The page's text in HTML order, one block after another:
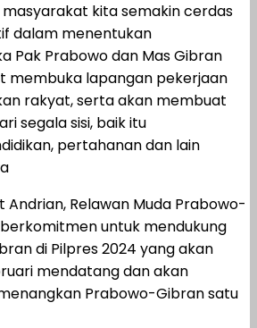
masyarakat kita semakin cerdas
dalam menentukan
Pak Prabowo dan Mas Gibran
membuka lapangan pekerjaan
rakyat, serta akan membuat
segala sisi, baik itu
pertahanan dan lain
Andrian, Relawan Muda Prabowo-
untuk mendukung
di Pilpres 2024 yang akan
mendatang dan akan
Prabowo-Gibran satu